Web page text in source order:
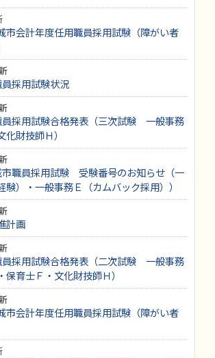
市会計年度任用職員採用試験（障がい者
採用試験状況
採用試験合格発表（三次試験 一般事務
化財技師Ｈ）
市職員採用試験 受験番号のお知らせ（一
験）・一般事務Ｅ（カムバック採用））
計画
採用試験合格発表（二次試験 一般事務
保育士Ｆ・文化財技師Ｈ）
市会計年度任用職員採用試験（障がい者